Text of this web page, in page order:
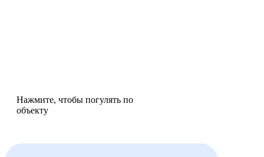
Нажмите, чтобы погулять по
объекту